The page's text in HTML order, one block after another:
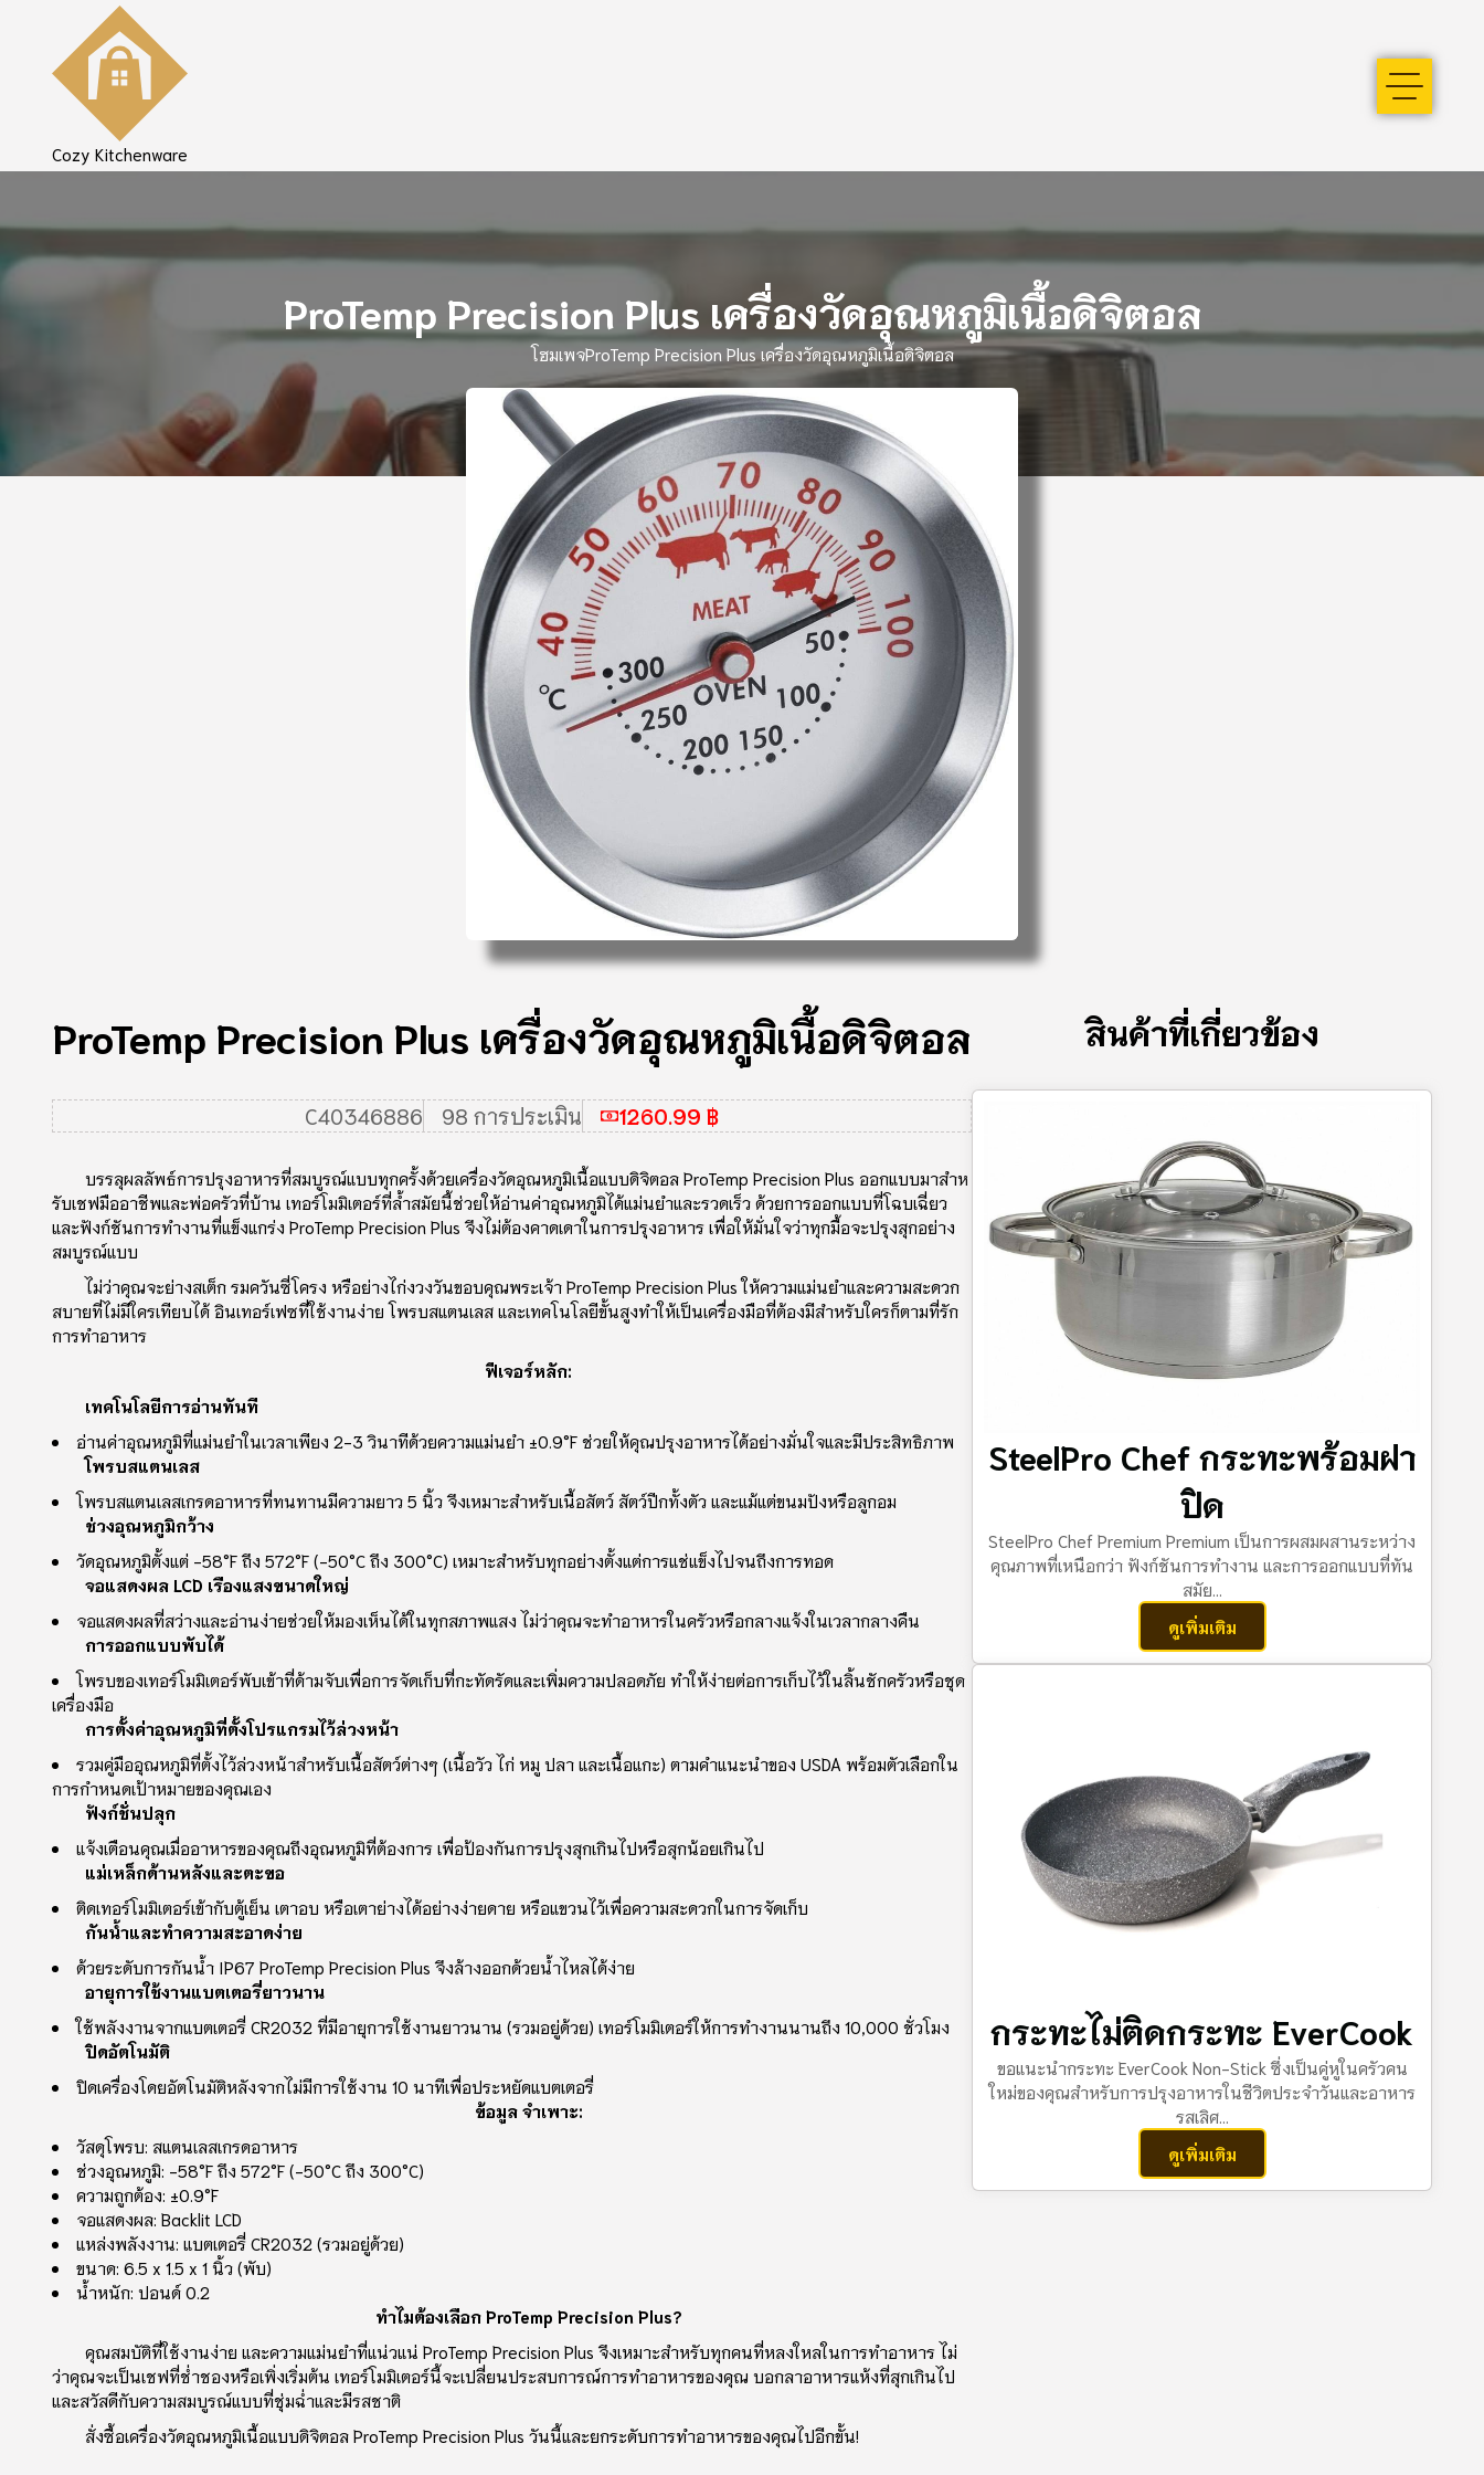
Cozy Kitchenware
ProTemp Precision Plus เครื่องวัดอุณหภูมิเนื้อดิจิตอล
โฮมเพจProTemp Precision Plus เครื่องวัดอุณหภูมิเนื้อดิจิตอล
ProTemp Precision Plus เครื่องวัดอุณหภูมิเนื้อดิจิตอล
C40346886 98 การประเมิน 1260.99 ฿
บรรลุผลลัพธ์การปรุงอาหารที่สมบูรณ์แบบทุกครั้งด้วยเครื่องวัดอุณหภูมิเนื้อแบบดิจิตอล ProTemp Precision Plus ออกแบบมาสําห
รับเชฟมืออาชีพและพ่อครัวที่บ้าน เทอร์โมมิเตอร์ที่ล้ําสมัยนี้ช่วยให้อ่านค่าอุณหภูมิได้แม่นยําและรวดเร็ว ด้วยการออกแบบที่โฉบเฉี่ยว
และฟังก์ชันการทํางานที่แข็งแกร่ง ProTemp Precision Plus จึงไม่ต้องคาดเดาในการปรุงอาหาร เพื่อให้มั่นใจว่าทุกมื้อจะปรุงสุกอย่าง
สมบูรณ์แบบ
ไม่ว่าคุณจะย่างสเต็ก รมควันซี่โครง หรือย่างไก่งวงวันขอบคุณพระเจ้า ProTemp Precision Plus ให้ความแม่นยําและความสะดวก
สบายที่ไม่มีใครเทียบได้ อินเทอร์เฟซที่ใช้งานง่าย โพรบสแตนเลส และเทคโนโลยีขั้นสูงทําให้เป็นเครื่องมือที่ต้องมีสําหรับใครก็ตามที่รัก
การทําอาหาร
ฟีเจอร์หลัก:
เทคโนโลยีการอ่านทันที
อ่านค่าอุณหภูมิที่แม่นยําในเวลาเพียง 2-3 วินาทีด้วยความแม่นยํา ±0.9°F ช่วยให้คุณปรุงอาหารได้อย่างมั่นใจและมีประสิทธิภาพ
โพรบสแตนเลส
โพรบสแตนเลสเกรดอาหารที่ทนทานมีความยาว 5 นิ้ว จึงเหมาะสําหรับเนื้อสัตว์ สัตว์ปีกทั้งตัว และแม้แต่ขนมปังหรือลูกอม
ช่วงอุณหภูมิกว้าง
วัดอุณหภูมิตั้งแต่ -58°F ถึง 572°F (-50°C ถึง 300°C) เหมาะสําหรับทุกอย่างตั้งแต่การแช่แข็งไปจนถึงการทอด
จอแสดงผล LCD เรืองแสงขนาดใหญ่
จอแสดงผลที่สว่างและอ่านง่ายช่วยให้มองเห็นได้ในทุกสภาพแสง ไม่ว่าคุณจะทําอาหารในครัวหรือกลางแจ้งในเวลากลางคืน
การออกแบบพับได้
โพรบของเทอร์โมมิเตอร์พับเข้าที่ด้ามจับเพื่อการจัดเก็บที่กะทัดรัดและเพิ่มความปลอดภัย ทําให้ง่ายต่อการเก็บไว้ในลิ้นชักครัวหรือชุด
เครื่องมือ
การตั้งค่าอุณหภูมิที่ตั้งโปรแกรมไว้ล่วงหน้า
รวมคู่มืออุณหภูมิที่ตั้งไว้ล่วงหน้าสําหรับเนื้อสัตว์ต่างๆ (เนื้อวัว ไก่ หมู ปลา และเนื้อแกะ) ตามคําแนะนําของ USDA พร้อมตัวเลือกใน
การกําหนดเป้าหมายของคุณเอง
ฟังก์ชั่นปลุก
แจ้งเตือนคุณเมื่ออาหารของคุณถึงอุณหภูมิที่ต้องการ เพื่อป้องกันการปรุงสุกเกินไปหรือสุกน้อยเกินไป
แม่เหล็กด้านหลังและตะขอ
ติดเทอร์โมมิเตอร์เข้ากับตู้เย็น เตาอบ หรือเตาย่างได้อย่างง่ายดาย หรือแขวนไว้เพื่อความสะดวกในการจัดเก็บ
กันน้ําและทําความสะอาดง่าย
ด้วยระดับการกันน้ํา IP67 ProTemp Precision Plus จึงล้างออกด้วยน้ําไหลได้ง่าย
อายุการใช้งานแบตเตอรี่ยาวนาน
ใช้พลังงานจากแบตเตอรี่ CR2032 ที่มีอายุการใช้งานยาวนาน (รวมอยู่ด้วย) เทอร์โมมิเตอร์ให้การทํางานนานถึง 10,000 ชั่วโมง
ปิดอัตโนมัติ
ปิดเครื่องโดยอัตโนมัติหลังจากไม่มีการใช้งาน 10 นาทีเพื่อประหยัดแบตเตอรี่
ข้อมูล จำเพาะ:
วัสดุโพรบ: สแตนเลสเกรดอาหาร
ช่วงอุณหภูมิ: -58°F ถึง 572°F (-50°C ถึง 300°C)
ความถูกต้อง: ±0.9°F
จอแสดงผล: Backlit LCD
แหล่งพลังงาน: แบตเตอรี่ CR2032 (รวมอยู่ด้วย)
ขนาด: 6.5 x 1.5 x 1 นิ้ว (พับ)
น้ําหนัก: ปอนด์ 0.2
ทําไมต้องเลือก ProTemp Precision Plus?
คุณสมบัติที่ใช้งานง่าย และความแม่นยําที่แน่วแน่ ProTemp Precision Plus จึงเหมาะสําหรับทุกคนที่หลงใหลในการทําอาหาร ไม่
ว่าคุณจะเป็นเชฟที่ช่ําชองหรือเพิ่งเริ่มต้น เทอร์โมมิเตอร์นี้จะเปลี่ยนประสบการณ์การทําอาหารของคุณ บอกลาอาหารแห้งที่สุกเกินไป
และสวัสดีกับความสมบูรณ์แบบที่ชุ่มฉ่ําและมีรสชาติ
สั่งซื้อเครื่องวัดอุณหภูมิเนื้อแบบดิจิตอล ProTemp Precision Plus วันนี้และยกระดับการทําอาหารของคุณไปอีกขั้น!
สินค้าที่เกี่ยวข้อง
SteelPro Chef กระทะพร้อมฝา
ปิด
SteelPro Chef Premium Premium เป็นการผสมผสานระหว่าง
คุณภาพที่เหนือกว่า ฟังก์ชันการทํางาน และการออกแบบที่ทัน
สมัย...
ดูเพิ่มเติม
กระทะไม่ติดกระทะ EverCook
ขอแนะนํากระทะ EverCook Non-Stick ซึ่งเป็นคู่หูในครัวคน
ใหม่ของคุณสําหรับการปรุงอาหารในชีวิตประจําวันและอาหาร
รสเลิศ...
ดูเพิ่มเติม